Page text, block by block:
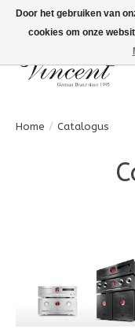
Bots Electronics T.+31 (0)40
Home / Catalogus
Door het gebruiken van
cookies om onze